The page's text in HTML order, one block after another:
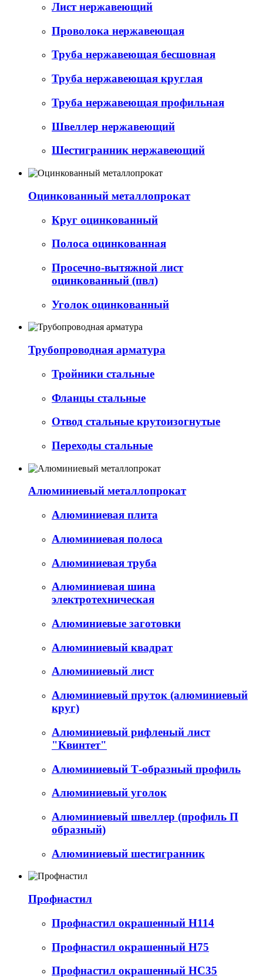
Лист нержавеющий
Проволока нержавеющая
Труба нержавеющая бесшовная
Труба нержавеющая круглая
Труба нержавеющая профильная
Швеллер нержавеющий
Шестигранник нержавеющий
Оцинкованный металлопрокат
Круг оцинкованный
Полоса оцинкованная
Просечно-вытяжной лист
оцинкованный (пвл)
Уголок оцинкованный
Трубопроводная арматура
Тройники стальные
Фланцы стальные
Отвод стальные крутоизогнутые
Переходы стальные
Алюминиевый металлопрокат
Алюминиевая плита
Алюминиевая полоса
Алюминиевая труба
Алюминиевая шина
электротехническая
Алюминиевые заготовки
Алюминиевый квадрат
Алюминиевый лист
Алюминиевый пруток (алюминиевый
круг)
Алюминиевый рифленый лист
"Квинтет"
Алюминиевый Т-образный профиль
Алюминиевый уголок
Алюминиевый швеллер (профиль П
образный)
Алюминиевый шестигранник
Профнастил
Профнастил окрашенный Н114
Профнастил окрашенный Н75
Профнастил окрашенный НС35